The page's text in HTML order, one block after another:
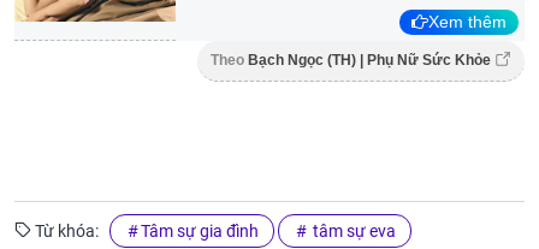
Xem thêm
Theo Bạch Ngọc (TH) | Phụ Nữ Sức Khỏe
Từ khóa: Tâm sự gia đình tâm sự eva